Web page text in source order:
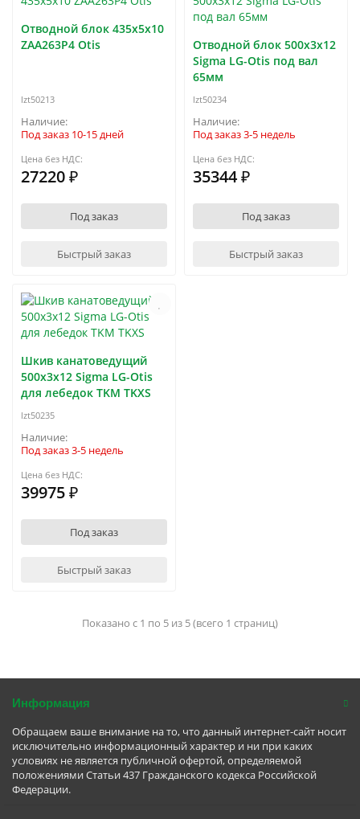
Отводной блок 435х5х10
ZAA263P4 Otis
lzt50213
Под заказ 10-15 дней
Цена без НДС:
27220 ₽
Под заказ
Быстрый заказ
Отводной блок 500x3x12
Sigma LG-Otis под вал
65мм
lzt50234
Под заказ 3-5 недель
Цена без НДС:
35344 ₽
Под заказ
Быстрый заказ
Шкив канатоведущий
500x3x12 Sigma LG-Otis
для лебедок TKM TKXS
lzt50235
Под заказ 3-5 недель
Цена без НДС:
39975 ₽
Под заказ
Быстрый заказ
Показано с 1 по 5 из 5 (всего 1 страниц)
Информация
Обращаем ваше внимание на то, что данный интернет-сайт носит
исключительно информационный характер и ни при каких
условиях не является публичной офертой, определяемой
положениями Статьи 437 Гражданского кодекса Российской
Федерации.